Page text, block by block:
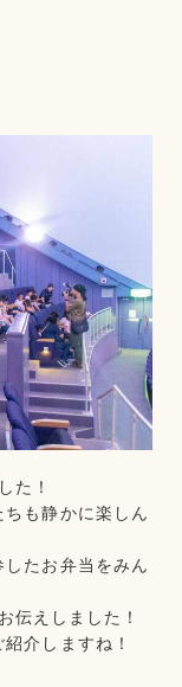
た！
も静かに楽しん
たお弁当をみん
伝えしました！
介しますね！